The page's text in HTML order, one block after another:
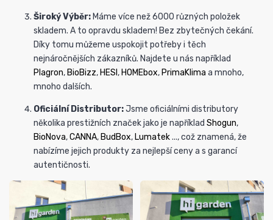
Široký Výběr: Máme více než 6000 různých položek
skladem. A to opravdu skladem! Bez zbytečných čekání.
Díky tomu můžeme uspokojit potřeby i těch
nejnáročnějších zákazníků. Najdete u nás například
Plagron, BioBizz, HESI , HOMEbox, PrimaKlima a mnoho,
mnoho dalších.
Oficiální Distributor:Jsme oficiálními distributory
několika prestižních značekjako je například Shogun,
BioNova,CANNA, BudBox, Lumatek..., což znamená, že
nabízíme jejich produkty za nejlepší ceny a s garancí
autentičnosti.